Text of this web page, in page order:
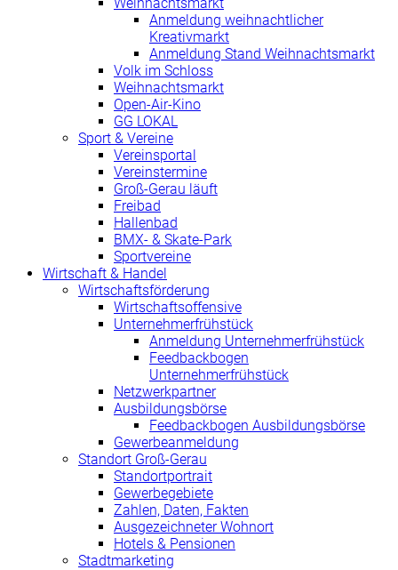
Anmeldung weihnachtlicher
Kreativmarkt
Anmeldung Stand Weihnachtsmarkt
Volk im Schloss
Weihnachtsmarkt
Open-Air-Kino
GG LOKAL
Sport & Vereine
Vereinsportal
Vereinstermine
Groß-Gerau läuft
Freibad
Hallenbad
BMX- & Skate-Park
Sportvereine
Wirtschaft & Handel
Wirtschaftsförderung
Wirtschaftsoffensive
Unternehmerfrühstück
Anmeldung Unternehmerfrühstück
Feedbackbogen
Unternehmerfrühstück
Netzwerkpartner
Ausbildungsbörse
Feedbackbogen Ausbildungsbörse
Gewerbeanmeldung
Standort Groß-Gerau
Standortportrait
Gewerbegebiete
Zahlen, Daten, Fakten
Ausgezeichneter Wohnort
Hotels & Pensionen
Stadtmarketing